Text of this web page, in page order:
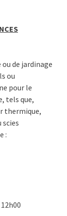
de jardinage
ou
pour le
tels que,
thermique,
scies
: